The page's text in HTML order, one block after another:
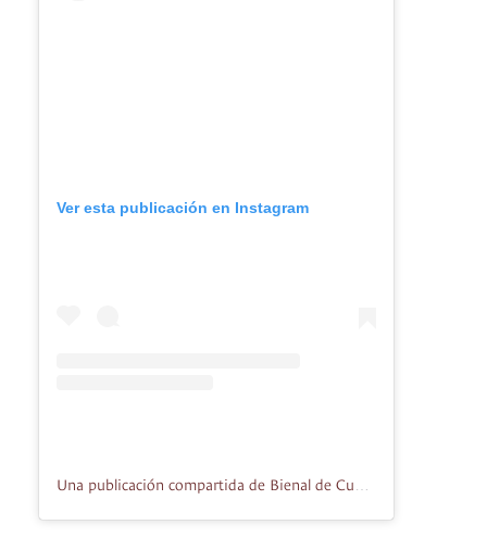
Ver esta publicación en Instagram
Una publicación compartida de Bienal de Cuenca (@bienaldecuenca)